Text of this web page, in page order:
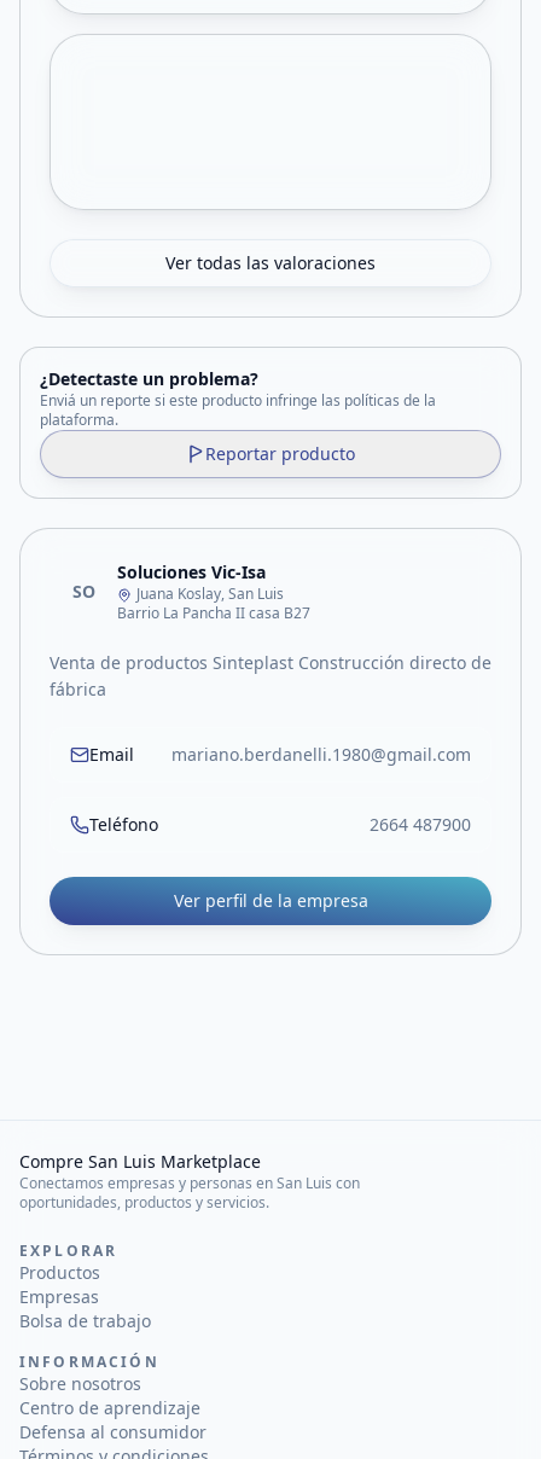
Ver todas las valoraciones
¿Detectaste un problema?
Enviá un reporte si este producto infringe las políticas de la
plataforma.
Reportar producto
SO
Soluciones Vic-Isa
Juana Koslay, San Luis
Barrio La Pancha II casa B27
Venta de productos Sinteplast Construcción directo de
fábrica
Email mariano.berdanelli.1980@gmail.com
Teléfono 2664 487900
Ver perfil de la empresa
Compre San Luis Marketplace
Conectamos empresas y personas en San Luis con
oportunidades, productos y servicios.
EXPLORAR
Productos
Empresas
Bolsa de trabajo
INFORMACIÓN
Sobre nosotros
Centro de aprendizaje
Defensa al consumidor